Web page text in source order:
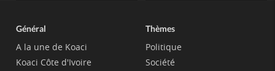
Général
A la une de Koaci
Koaci Côte d'Ivoire
Thèmes
Politique
Société